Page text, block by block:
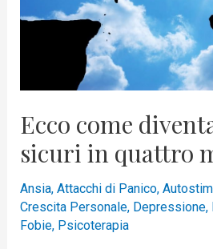
Ecco come
sicuri in quattro
Ansia, Attacchi di Panico,
Crescita Personale, Depressione,
Fobie, Psicoterapia
quattro